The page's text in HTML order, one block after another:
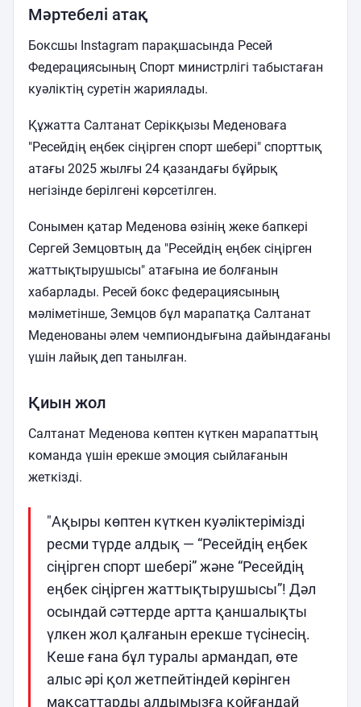
Мәртебелі атақ
Боксшы Instagram парақшасында Ресей
Федерациясының Спорт министрлігі табыстаған
куәліктің суретін жариялады.
Құжатта Салтанат Серікқызы Меденоваға
"Ресейдің еңбек сіңірген спорт шебері" спорттық
атағы 2025 жылғы 24 қазандағы бұйрық
негізінде берілгені көрсетілген.
Сонымен қатар Меденова өзінің жеке бапкері
Сергей Земцовтың да "Ресейдің еңбек сіңірген
жаттықтырушысы" атағына ие болғанын
хабарлады. Ресей бокс федерациясының
мәліметінше, Земцов бұл марапатқа Салтанат
Меденованы әлем чемпиондығына дайындағаны
үшін лайық деп танылған.
Қиын жол
Салтанат Меденова көптен күткен марапаттың
команда үшін ерекше эмоция сыйлағанын
жеткізді.
"Ақыры көптен күткен куәліктерімізді
ресми түрде алдық — “Ресейдің еңбек
сіңірген спорт шебері” және “Ресейдің
еңбек сіңірген жаттықтырушысы”! Дәл
осындай сәттерде артта қаншалықты
үлкен жол қалғанын ерекше түсінесің.
Кеше ғана бұл туралы армандап, өте
алыс әрі қол жетпейтіндей көрінген
мақсаттарды алдымызға қойғандай